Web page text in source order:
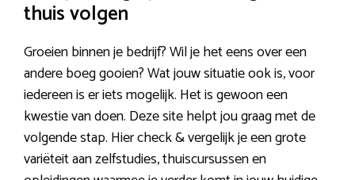
thuis volgen
Groeien binnen je bedrijf? Wil je het eens over een
andere boeg gooien? Wat jouw situatie ook is, voor
iedereen is er iets mogelijk. Het is gewoon een
kwestie van doen. Deze site helpt jou graag met de
volgende stap. Hier check & vergelijk je een grote
variëteit aan zelfstudies, thuiscursussen en